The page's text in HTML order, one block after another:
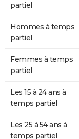
partiel
Hommes à temps
partiel
Femmes à temps
partiel
Les 15 à 24 ans à
temps partiel
Les 25 à 54 ans à
temps partiel